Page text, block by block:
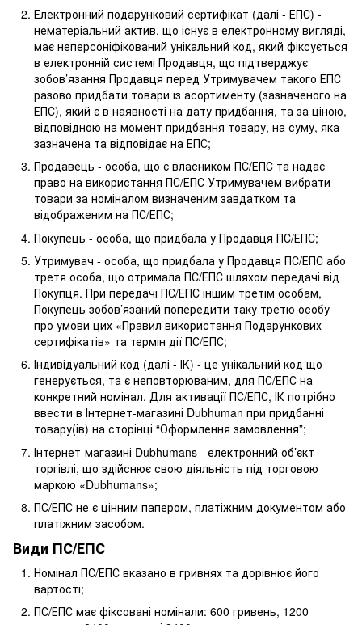
Електронний подарунковий сертифікат (далі - ЕПС) -
нематеріальний актив, що існує в електронному вигляді,
має неперсоніфікований унікальний код, який фіксується
в електронній системі Продавця, що підтверджує
зобов’язання Продавця перед Утримувачем такого ЕПС
разово придбати товари із асортименту (зазначеного на
ЕПС), який є в наявності на дату придбання, та за ціною,
відповідною на момент придбання товару, на суму, яка
зазначена та відповідає на ЕПС;
Продавець - особа, що є власником ПС/ЕПС та надає
право на використання ПС/ЕПС Утримувачем вибрати
товари за номіналом визначеним завдатком та
відображеним на ПС/ЕПС;
Покупець - особа, що придбала у Продавця ПС/ЕПС;
Утримувач - особа, що придбала у Продавця ПС/ЕПС або
третя особа, що отримала ПС/ЕПС шляхом передачі від
Покупця. При передачі ПС/ЕПС іншим третім особам,
Покупець зобов’язаний попередити таку третю особу
про умови цих «Правил використання Подарункових
сертифікатів» та термін дії ПС/ЕПС;
Індивідуальний код (далі - ІК) - це унікальний код що
генерується, та є неповторюваним, для ПС/ЕПС на
конкретний номінал. Для активації ПС/ЕПС, ІК потрібно
ввести в Інтернет-магазині Dubhuman при придбанні
товару(ів) на сторінці “Оформлення замовлення”;
Інтернет-магазині Dubhumans - електронний об’єкт
торгівлі, що здійснює свою діяльність під торговою
маркою «Dubhumans»;
ПС/ЕПС не є цінним папером, платіжним документом або
платіжним засобом.
Види ПС/ЕПС
Номінал ПС/ЕПС вказано в гривнях та дорівнює його
вартості;
ПС/ЕПС має фіксовані номінали: 600 гривень, 1200